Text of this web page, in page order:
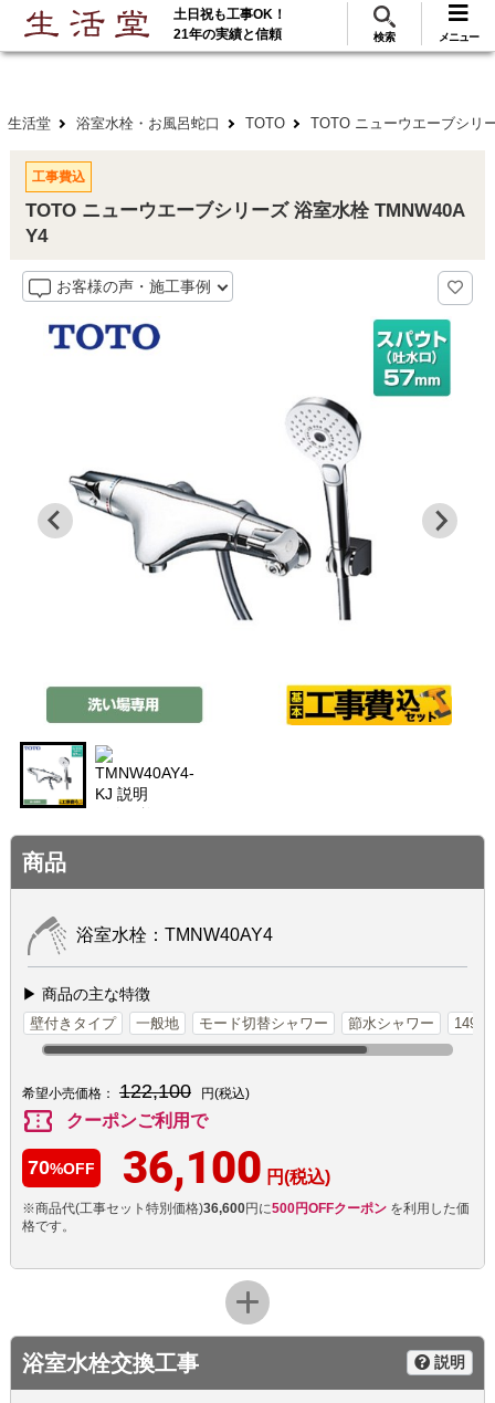
ご利用 288万･工事実績117万件! 無料見積
土日祝も工事OK！
21年の実績と信頼
検索 メニュー
生活堂 浴室水栓・お風呂蛇口 TOTO TOTO ニューウエーブシリ
工事費込
TOTO ニューウエーブシリーズ 浴室水栓 TMNW40A
Y4
お客様の声・施工事例
商品
浴室水栓：TMNW40AY4
▶ 商品の主な特徴
壁付きタイプ 一般地 モード切替シャワー 節水シャワー
希望小売価格： 122,100 円(税込)
confirmation_number クーポンご利用で
70%OFF 36,100 円(税込)
※商品代(工事セット特別価格)36,600円に500円OFFクーポンを利用した価
格です。
浴室水栓交換工事 説明